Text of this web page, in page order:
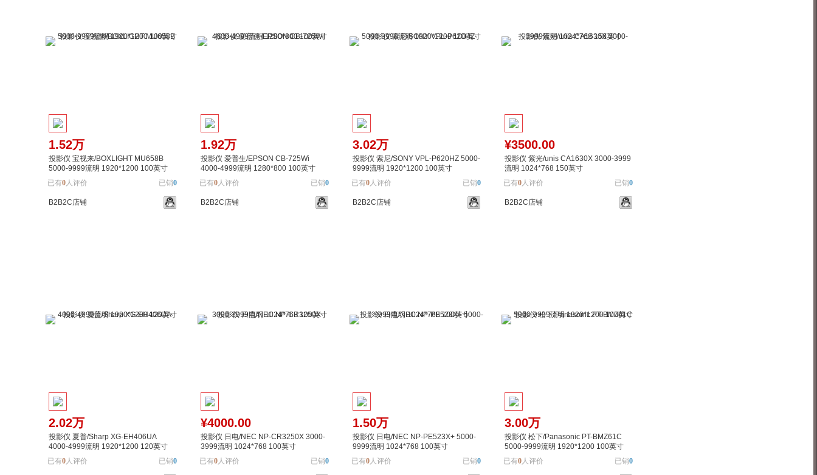
1.52万
投影仪 宝视来/BOXLIGHT MU658B
5000-9999流明 1920*1200 100英寸
已有0人评价 已销0
B2B2C店铺
1.92万
投影仪 爱普生/EPSON CB-725Wi
4000-4999流明 1280*800 100英寸
已有0人评价 已销0
B2B2C店铺
3.02万
投影仪 索尼/SONY VPL-P620HZ 5000-
9999流明 1920*1200 100英寸
已有0人评价 已销0
B2B2C店铺
¥3500.00
投影仪 紫光/unis CA1630X 3000-3999
流明 1024*768 150英寸
已有0人评价 已销0
B2B2C店铺
2.02万
投影仪 夏普/Sharp XG-EH406UA
4000-4999流明 1920*1200 120英寸
已有0人评价 已销0
¥4000.00
投影仪 日电/NEC NP-CR3250X 3000-
3999流明 1024*768 100英寸
已有0人评价 已销0
1.50万
投影仪 日电/NEC NP-PE523X+ 5000-
9999流明 1024*768 100英寸
已有0人评价 已销0
3.00万
投影仪 松下/Panasonic PT-BMZ61C
5000-9999流明 1920*1200 100英寸
已有0人评价 已销0